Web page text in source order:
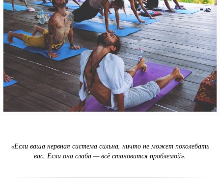
«Если ваша нервная система сильна, ничто не может поколебать
вас. Если она слаба — всё становится проблемой».